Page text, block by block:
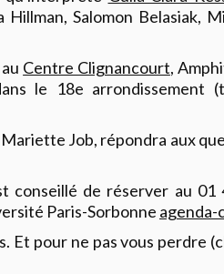
Hillman, Salomon Belasiak,
Centre Clignancourt,
le 18e
Job, répondra aux
conseillé de réserver au
Paris-Sorbonne
Et pour ne pas vous perdre